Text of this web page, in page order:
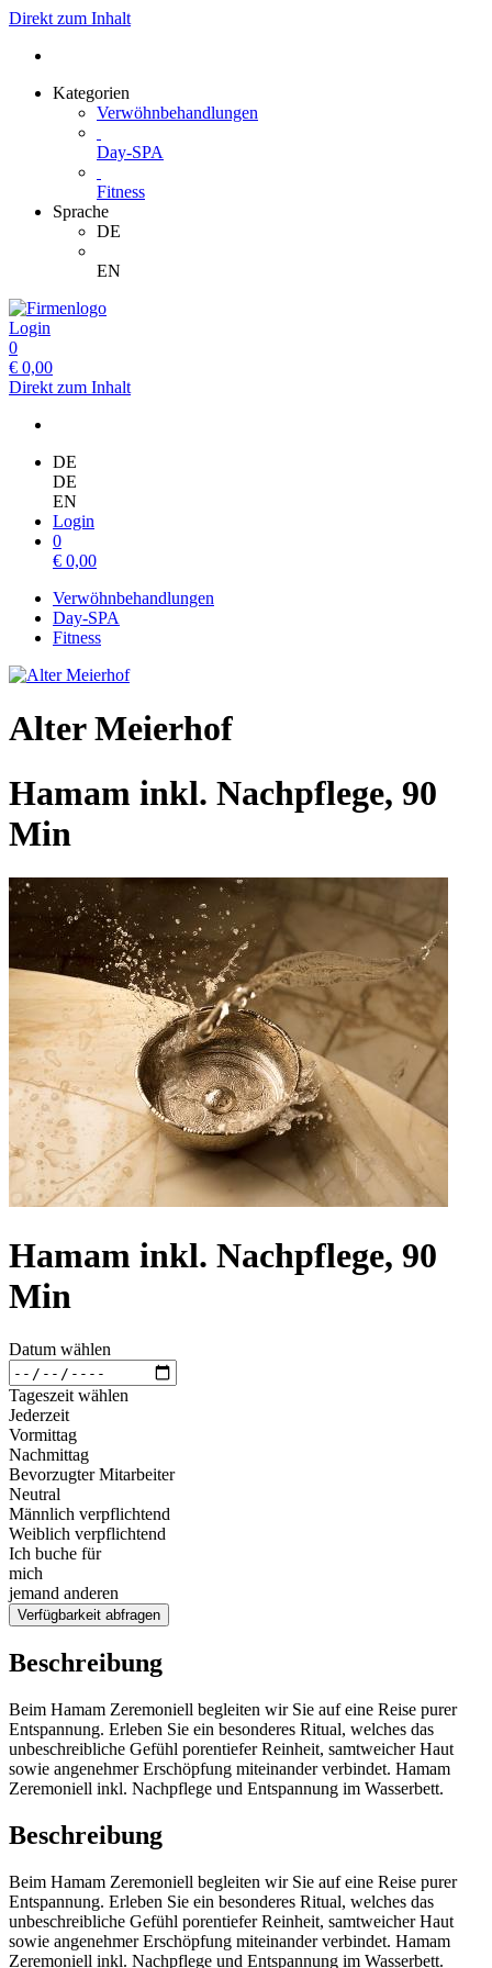
Direkt zum Inhalt
Kategorien
Verwöhnbehandlungen
Day-SPA
Fitness
Sprache
DE
EN
Login
0
€ 0,00
Direkt zum Inhalt
DE
DE
EN
Login
0
€ 0,00
Verwöhnbehandlungen
Day-SPA
Fitness
Alter Meierhof
Hamam inkl. Nachpflege, 90
Min
Hamam inkl. Nachpflege, 90
Min
Datum wählen
Tageszeit wählen
Jederzeit
Vormittag
Nachmittag
Bevorzugter Mitarbeiter
Neutral
Männlich verpflichtend
Weiblich verpflichtend
Ich buche für
mich
jemand anderen
Verfügbarkeit abfragen
Beschreibung
Beim Hamam Zeremoniell begleiten wir Sie auf eine Reise purer
Entspannung. Erleben Sie ein besonderes Ritual, welches das
unbeschreibliche Gefühl porentiefer Reinheit, samtweicher Haut
sowie angenehmer Erschöpfung miteinander verbindet. Hamam
Zeremoniell inkl. Nachpflege und Entspannung im Wasserbett.
Beschreibung
Beim Hamam Zeremoniell begleiten wir Sie auf eine Reise purer
Entspannung. Erleben Sie ein besonderes Ritual, welches das
unbeschreibliche Gefühl porentiefer Reinheit, samtweicher Haut
sowie angenehmer Erschöpfung miteinander verbindet. Hamam
Zeremoniell inkl. Nachpflege und Entspannung im Wasserbett.